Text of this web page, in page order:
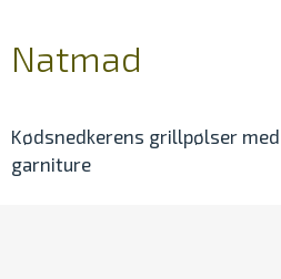
Natmad
Kødsnedkerens grillpølser
garniture